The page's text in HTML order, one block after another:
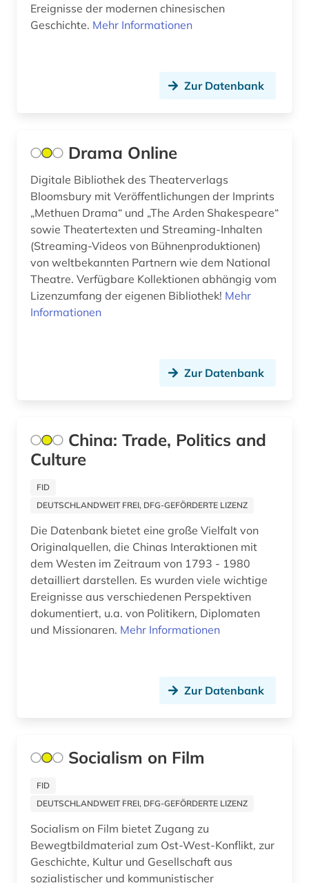
dekorative kunst (1)
denkmalpflege (2)
depotfund (1)
dermatologie (2)
design (8)
designer (1)
designerin (1)
deutsch-deutsche grenze (1)
deutscher orden (1)
deutsches historisches museum (2)
deutsches museum von meisterwerken der
naturwissenschaft und technik (1)
deutschland (ddr) (7)
dialekt (1)
dialektologie (1)
Ereignisse der modernen chinesischen
Geschichte. Mehr Informationen
Zur Datenbank
Drama Online
Digitale Bibliothek des Theaterverlags
Bloomsbury mit Veröffentlichungen der Imprints
„Methuen Drama“ und „The Arden Shakespeare“
sowie Theatertexten und Streaming-Inhalten
(Streaming-Videos von Bühnenproduktionen)
von weltbekannten Partnern wie dem National
Theatre. Verfügbare Kollektionen abhängig vom
Lizenzumfang der eigenen Bibliothek! Mehr
Informationen
Zur Datenbank
China: Trade, Politics and
Culture
FID
DEUTSCHLANDWEIT FREI, DFG-GEFÖRDERTE LIZENZ
Die Datenbank bietet eine große Vielfalt von
Originalquellen, die Chinas Interaktionen mit
dem Westen im Zeitraum von 1793 - 1980
detailliert darstellen. Es wurden viele wichtige
Ereignisse aus verschiedenen Perspektiven
dokumentiert, u.a. von Politikern, Diplomaten
und Missionaren. Mehr Informationen
Zur Datenbank
Socialism on Film
FID
DEUTSCHLANDWEIT FREI, DFG-GEFÖRDERTE LIZENZ
Socialism on Film bietet Zugang zu
Bewegtbildmaterial zum Ost-West-Konflikt, zur
Geschichte, Kultur und Gesellschaft aus
sozialistischer und kommunistischer